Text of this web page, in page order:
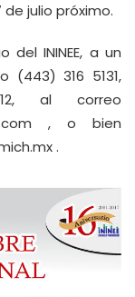
julio próximo.
ININEE, a un
(443) 316 5131,
al correo
, o bien
.